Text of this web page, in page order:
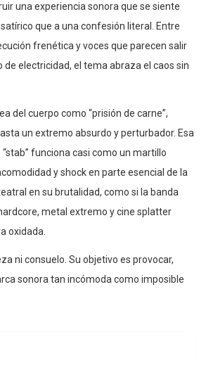
una experiencia sonora que se siente
que a una confesión literal. Entre
frenética y voces que parecen salir
de electricidad, el tema abraza el caos sin
del cuerpo como “prisión de carne”,
un extremo absurdo y perturbador. Esa
funciona casi como un martillo
y shock en parte esencial de la
en su brutalidad, como si la banda
metal extremo y cine splatter
oxidada.
ni consuelo. Su objetivo es provocar,
sonora tan incómoda como imposible